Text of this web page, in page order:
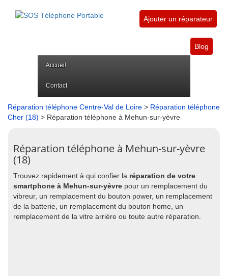
Ajouter un réparateur
Blog
Accueil
Contact
Réparation téléphone Centre-Val de Loire > Réparation téléphone
Cher (18) > Réparation téléphone à Mehun-sur-yèvre
Réparation téléphone à Mehun-sur-yèvre
(18)
Trouvez rapidement à qui confier la réparation de votre
smartphone à Mehun-sur-yèvre pour un remplacement du
vibreur, un remplacement du bouton power, un remplacement
de la batterie, un remplacement du bouton home, un
remplacement de la vitre arrière ou toute autre réparation.